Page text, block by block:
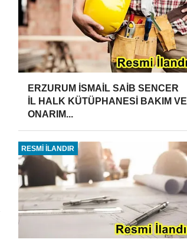
ERZURUM İSMAİL SAİB SENCER
İL HALK KÜTÜPHANESİ BAKIM VE
ONARIM...
RESMİ İLANDIR